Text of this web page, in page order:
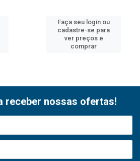
Faça seu login ou
cadastre-se para
ver preços e
comprar
receber nossas ofertas!